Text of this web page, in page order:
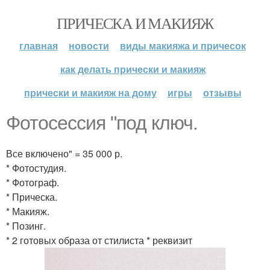
ПРИЧЕСКА И МАКИЯЖ
главная новости
виды макияжа и причесок
как делать прически и макияж
прически и макияж на дому
игры отзывы
Фотосессия "под ключ.
Все включено" = 35 000 р.
* Фотостудия.
* Фотограф.
* Прическа.
* Макияж.
* Позинг.
* 2 готовых образа от стилиста * реквизит